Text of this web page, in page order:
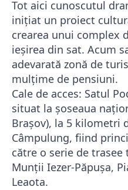
Tot aici cunoscutul
inițiat un proiect
crearea unui complex
ieșirea din sat. Acum
adevarată zonă de
mulțime de pensiuni.
Cale de acces: Satul
situat la şoseaua
Braşov), la 5 kilometri
Câmpulung, fiind
către o serie de
Munţii Iezer-Păpuşa,
Leaota.